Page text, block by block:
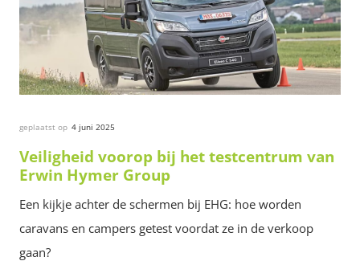
geplaatst op 4 juni 2025
Veiligheid voorop bij het testcentrum van
Erwin Hymer Group
Een kijkje achter de schermen bij EHG: hoe worden
caravans en campers getest voordat ze in de verkoop
gaan?